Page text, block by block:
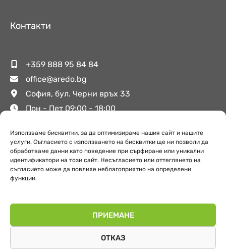
Използваме бисквитки, за да оптимизираме нашия сайт и нашите
услуги. Съгласието с използването на бисквитки ще ни позволи да
обработваме данни като поведение при сърфиране или уникални
идентификатори на този сайт. Несъгласието или оттеглянето на
съгласието може да повлияе неблагоприятно на определени
функции.
ПРИЕМАНЕ
ОТКАЗ
Контакти
+359 888 95 84 84
office@aredo.bg
София, бул. Черни връх 33
Пон - Пет 09:00 - 18:00
Полезни връзки
За Аредо